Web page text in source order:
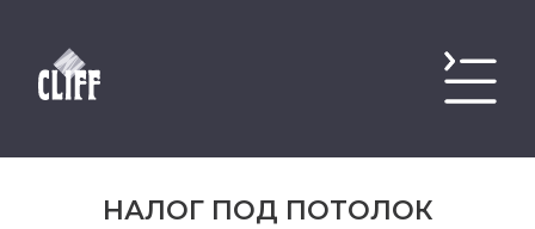
НАЛОГ ПОД ПОТОЛОК